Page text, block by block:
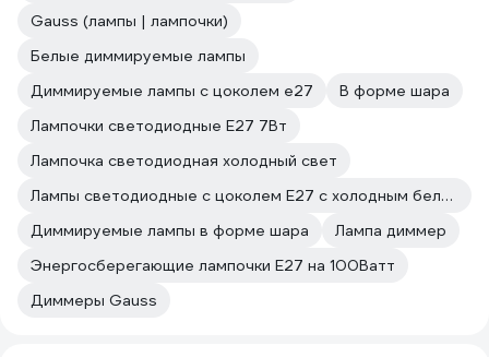
Gauss (лампы | лампочки)
Белые диммируемые лампы
Диммируемые лампы с цоколем e27
В форме шара
Лампочки светодиодные E27 7Вт
Лампочка светодиодная холодный свет
Лампы светодиодные с цоколем E27 с холодным белым светом
Диммируемые лампы в форме шара
Лампа диммер
Энергосберегающие лампочки E27 на 100Ватт
Диммеры Gauss